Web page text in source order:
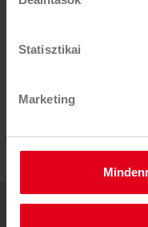
találja.
Statisztikai
Marketing
80/2023. (III. 14.)
bontásából
A Saubermacher
hatálya alá eső
ismert, magas